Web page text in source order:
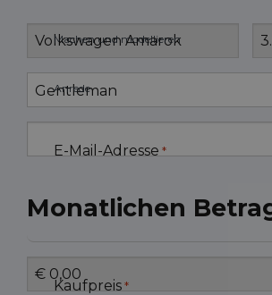
Machen und modellieren
Anrede
E-Mail-Adresse *
Monatlichen
Kaufpreis *